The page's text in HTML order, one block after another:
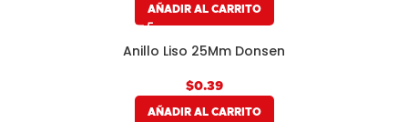
AÑADIR AL CARRITO
Anillo Liso 25Mm Donsen
$
AÑADIR AL CARRITO